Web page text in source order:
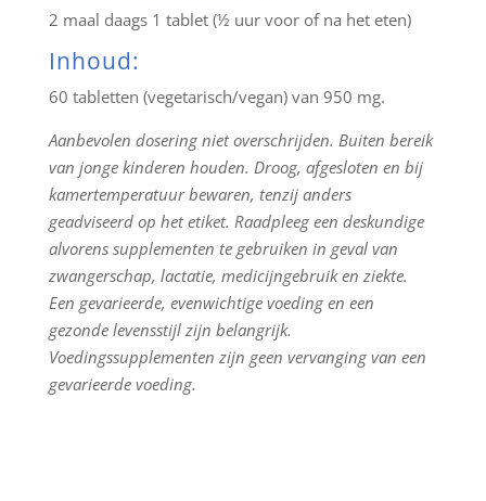
2 maal daags 1 tablet (½ uur voor of na het eten)
Inhoud:
60 tabletten (vegetarisch/vegan) van 950 mg.
Aanbevolen dosering niet overschrijden. Buiten bereik
van jonge kinderen houden. Droog, afgesloten en bij
kamertemperatuur bewaren, tenzij anders
geadviseerd op het etiket. Raadpleeg een deskundige
alvorens supplementen te gebruiken in geval van
zwangerschap, lactatie, medicijngebruik en ziekte.
Een gevarieerde, evenwichtige voeding en een
gezonde levensstijl zijn belangrijk.
Voedingssupplementen zijn geen vervanging van een
gevarieerde voeding.